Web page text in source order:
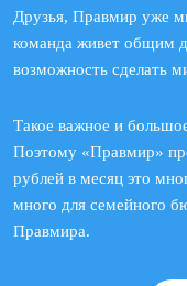
Друзья, Правмир уже
команда живет общим
возможность сделать
Такое важное и
Поэтому «Правмир»
рублей в месяц это
много для семейного
Правмира.